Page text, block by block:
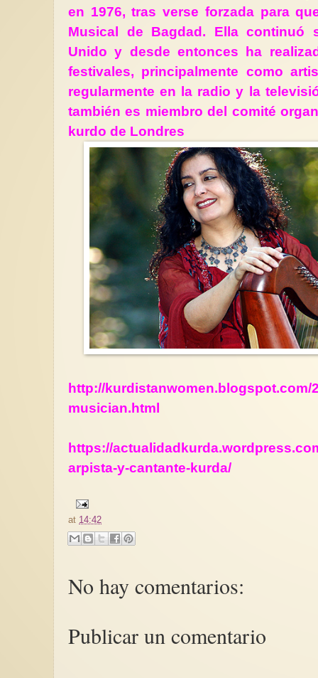
en 1976, tras verse forzada para
Musical de Bagdad. Ella continuó
Unido y desde entonces ha
festivales, principalmente como
regularmente en la radio y la
también es miembro del comité
kurdo de Londres
http://kurdistanwomen.blogspot.com/
musician.html
https://
arpista-y-cantante-kurda/
at 14:42
No hay comentarios:
Publicar un comentario